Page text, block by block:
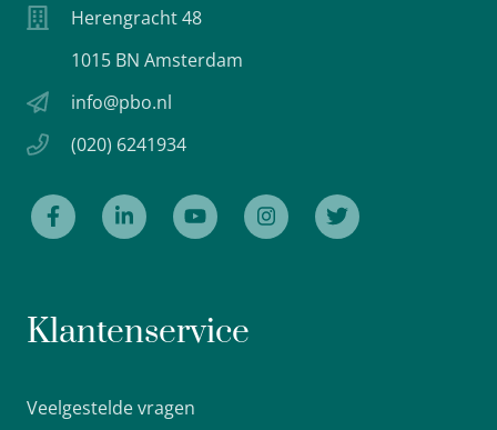
Herengracht 48
1015 BN Amsterdam
info@pbo.nl
(020) 6241934
Klantenservice
Veelgestelde vragen